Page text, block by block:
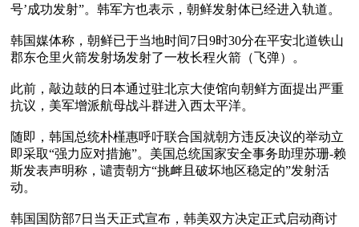
号’成功发射”。韩军方也表示，朝鲜发射体已经进入轨道。
韩国媒体称，朝鲜已于当地时间7日9时30分在平安北道铁山
郡东仓里火箭发射场发射了一枚长程火箭（飞弹）。
此前，敲边鼓的日本通过驻北京大使馆向朝鲜方面提出严重
抗议，美军增派航母战斗群进入西太平洋。
随即，韩国总统朴槿惠呼吁联合国就朝方违反决议的举动立
即采取“强力应对措施”。美国总统国家安全事务助理苏珊-赖
斯发表声明称，谴责朝方“挑衅且破坏地区稳定的”发射活
动。
韩国国防部7日当天正式宣布，韩美双方决定正式启动商讨